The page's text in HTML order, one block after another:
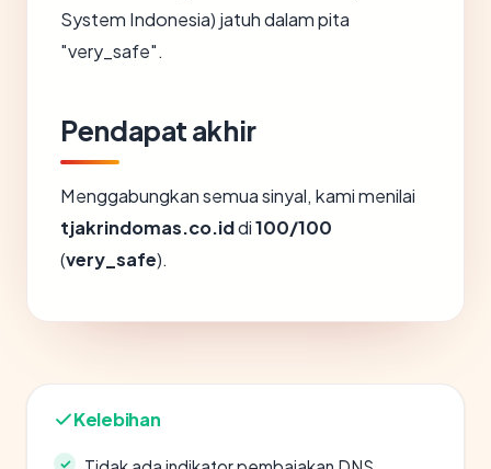
System Indonesia) jatuh dalam pita
"very_safe".
Pendapat akhir
Menggabungkan semua sinyal, kami menilai
tjakrindomas.co.iddi100/100
(very_safe).
Kelebihan